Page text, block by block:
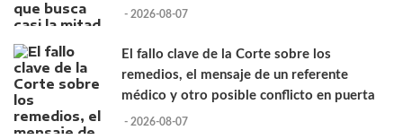
- 2026-08-07
El fallo clave de la Corte sobre los
remedios, el mensaje de un referente
médico y otro posible conflicto en puerta
- 2026-08-07